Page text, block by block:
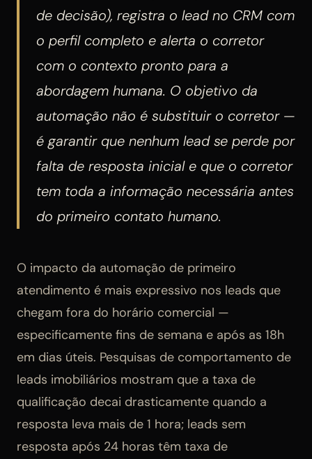
de decisão), registra o lead no CRM com
o perfil completo e alerta o corretor
com o contexto pronto para a
abordagem humana. O objetivo da
automação não é substituir o corretor —
é garantir que nenhum lead se perde por
falta de resposta inicial e que o corretor
tem toda a informação necessária antes
do primeiro contato humano.
O impacto da automação de primeiro
atendimento é mais expressivo nos leads que
chegam fora do horário comercial —
especificamente fins de semana e após as 18h
em dias úteis. Pesquisas de comportamento de
leads imobiliários mostram que a taxa de
qualificação decai drasticamente quando a
resposta leva mais de 1 hora; leads sem
resposta após 24 horas têm taxa de